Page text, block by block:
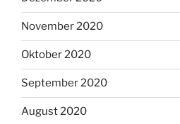
November 2020
Oktober 2020
September 2020
August 2020